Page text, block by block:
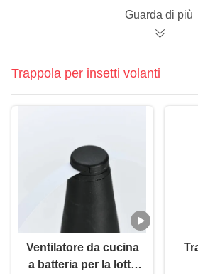
Guarda di più
Trappola per insetti volanti
Ventilatore da cucina
a batteria per la lotta